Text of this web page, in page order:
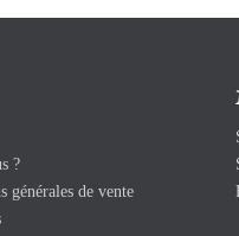
?
générales de vente